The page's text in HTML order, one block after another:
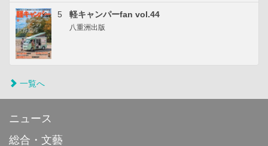
5 軽キャンパーfan vol.44
八重洲出版
一覧へ
ニュース
総合・文藝